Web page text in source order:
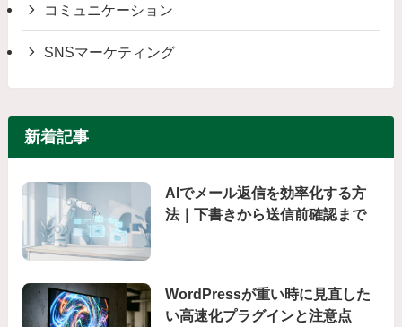
コミュニケーション
SNSマーケティング
新着記事
AIでメール返信を効率化する方
法｜下書きから送信前確認まで
WordPressが重い時に見直した
い高速化プラグインと注意点